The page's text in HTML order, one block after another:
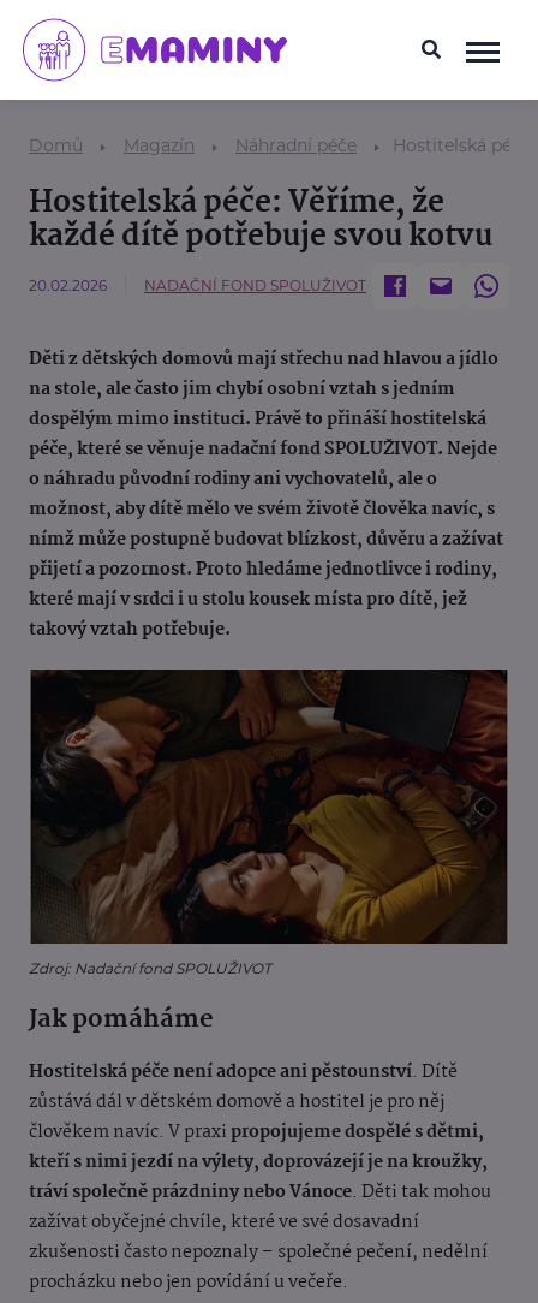
Domů Magazín Náhradní péče Hostitelská
Hostitelská péče: Věříme, že
každé dítě potřebuje svou kotvu
20.02.2026 NADAČNÍ FOND SPOLUŽIVOT
Děti z dětských domovů mají střechu nad hlavou a jídlo
na stole, ale často jim chybí osobní vztah s jedním
dospělým mimo instituci. Právě to přináší hostitelská
péče, které se věnuje nadační fond SPOLUŽIVOT. Nejde
o náhradu původní rodiny ani vychovatelů, ale o
možnost, aby dítě mělo ve svém životě člověka navíc, s
nímž může postupně budovat blízkost, důvěru a zažívat
přijetí a pozornost. Proto hledáme jednotlivce i rodiny,
které mají v srdci i u stolu kousek místa pro dítě, jež
takový vztah potřebuje.
Zdroj: Nadační fond SPOLUŽIVOT
Jak pomáháme
Hostitelská péče není adopce ani pěstounství. Dítě
zůstává dál v dětském domově a hostitel je pro něj
člověkem navíc. V praxi propojujeme dospělé s dětmi,
kteří s nimi jezdí na výlety, doprovázejí je na kroužky,
tráví společně prázdniny nebo Vánoce. Děti tak mohou
zažívat obyčejné chvíle, které ve své dosavadní
zkušenosti často nepoznaly – společné pečení, nedělní
procházku nebo jen povídání u večeře.